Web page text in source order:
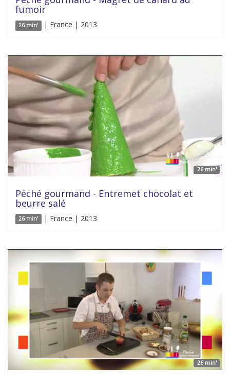
fumoir
26 min' | France | 2013
26 min'
Péché gourmand - Entremet chocolat et
beurre salé
26 min' | France | 2013
26 min'